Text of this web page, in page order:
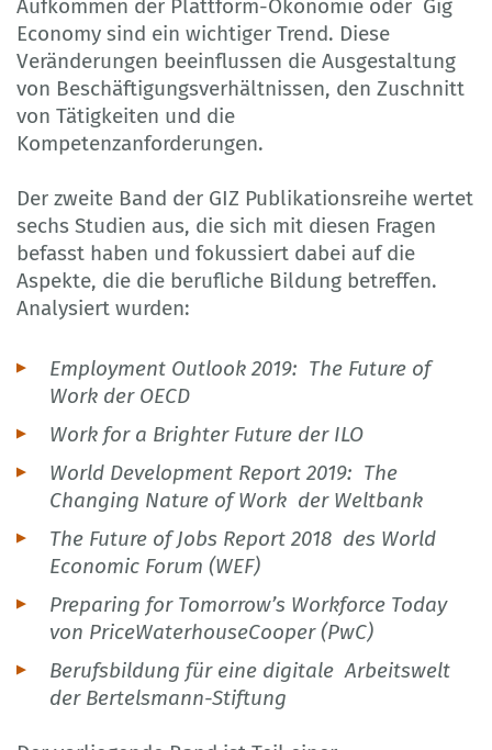
Aufkommen der Plattform-Ökonomie oder Gig
Economy sind ein wichtiger Trend. Diese
Veränderungen beeinflussen die Ausgestaltung
von Beschäftigungsverhältnissen, den Zuschnitt
von Tätigkeiten und die
Kompetenzanforderungen.
Der zweite Band der GIZ Publikationsreihe wertet
sechs Studien aus, die sich mit diesen Fragen
befasst haben und fokussiert dabei auf die
Aspekte, die die berufliche Bildung betreffen.
Analysiert wurden:
Employment Outlook 2019: The Future of
Work der OECD
Work for a Brighter Future der ILO
World Development Report 2019: The
Changing Nature of Work der Weltbank
The Future of Jobs Report 2018 des World
Economic Forum (WEF)
Preparing for Tomorrow’s Workforce Today
von PriceWaterhouseCooper (PwC)
Berufsbildung für eine digitale Arbeitswelt
der Bertelsmann-Stiftung